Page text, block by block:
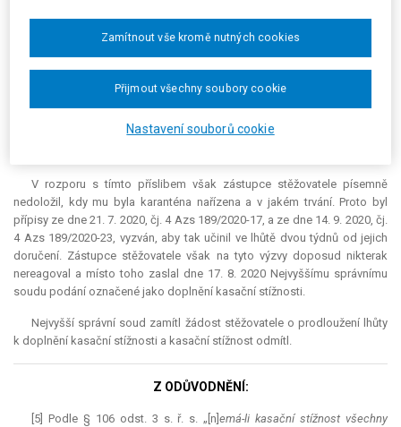
diagnostikováno. Za této situace se nemohl zástupce v průběhu
spisového materiálu dokončit koncept doplnění kasační stížnosti a
zaslat jej Nejvyššímu správnímu soudu. V závěru žádosti zástupce
obdobné dokumenty zašle Nejvyššímu správnímu soudu ihned poté, co
V rozporu s tímto příslibem však zástupce stěžovatele písemně
nedoložil, kdy mu byla karanténa nařízena a v jakém trvání. Proto byl
přípisy ze dne 21. 7. 2020, čj. 4 Azs 189/2020-17, a ze dne 14. 9. 2020, čj.
4 Azs 189/2020-23, vyzván, aby tak učinil ve lhůtě dvou týdnů od jejich
doručení. Zástupce stěžovatele však na tyto výzvy doposud nikterak
nereagoval a místo toho zaslal dne 17. 8. 2020 Nejvyššímu správnímu
soudu podání označené jako doplnění kasační stížnosti.
Nejvyšší správní soud zamítl žádost stěžovatele o prodloužení lhůty
k doplnění kasační stížnosti a kasační stížnost odmítl.
Z ODŮVODNĚNÍ:
[5] Podle § 106 odst. 3 s. ř. s. „[n]emá-li kasační stížnost všechny
Nastavení souborů cookie
Zamítnout vše kromě nutných cookies
Přijmout všechny soubory cookie